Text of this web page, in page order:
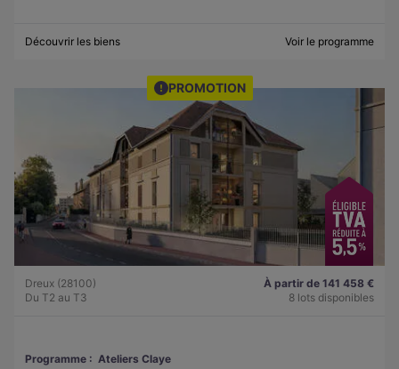
Découvrir les biens Voir le programme
PROMOTION
Dreux (28100)
Du T2 au T3
À partir de 141 458 €
8 lots disponibles
Programme : Ateliers Claye